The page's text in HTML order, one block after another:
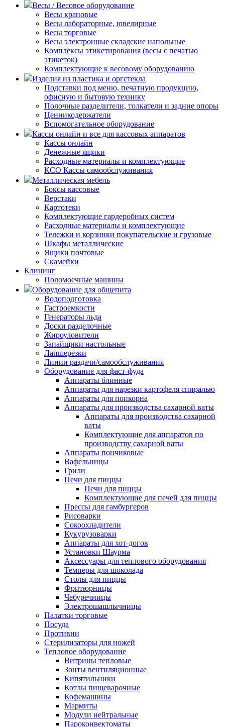
Весы / Весовое оборудование
Весы крановые
Весы лабораторные, ювелирные
Весы торговые
Весы электронные складские напольные
Комплексы этикетирования (весы с печатью
этикеток)
Комплектующие к весовому оборудованию
Изделия из пластика и оргстекла
Подставки под меню, печатную продукцию,
офисную и бытовую технику
Полочные разделители, толкатели и задние опоры
Ценникодержатели
Вспомогательное оборудование
Кассы онлайн и все для кассовых аппаратов
Кассы онлайн
Денежные ящики
Расходные материалы и комплектующие
КСО Кассы самообслуживания
Металлическая мебель
Боксы кассовые
Верстаки
Картотеки
Комплектующие гардеробных систем
Расходные материалы и комплектующие
Тележки и корзинки покупательские и грузовые
Шкафы металлические
Ящики почтовые
Скамейки
Клининг
Поломоечные машины
Оборудование для общепита
Водоподготовка
Гастроемкости
Генераторы льда
Доски разделочные
Жироуловители
Запайщики настольные
Лапшерезки
Линии раздачи/самообслуживания
Оборудование для фаст-фуда
Аппараты блинные
Аппараты для нарезки картофеля спиралью
Аппараты для попкорна
Аппараты для производства сахарной ваты
Аппараты для производства сахарной
ваты
Комплектующие для аппаратов по
производству сахарной ваты
Аппараты пончиковые
Вафельницы
Грили
Печи для пиццы
Печи для пиццы
Комплектующие для печей для пиццы
Прессы для гамбургеров
Рисоварки
Сокоохладители
Кукурузоварки
Аппараты для хот-догов
Установки Шаурма
Аксессуары для теплового оборудования
Темперы для шоколада
Столы для пиццы
Фритюрницы
Чебуречницы
Электрошашлычницы
Палатки торговые
Посуда
Противни
Стерилизаторы для ножей
Тепловое оборудование
Витрины тепловые
Зонты вентиляционные
Кипятильники
Котлы пищеварочные
Кофемашины
Мармиты
Модули нейтральные
Пароконвектоматы